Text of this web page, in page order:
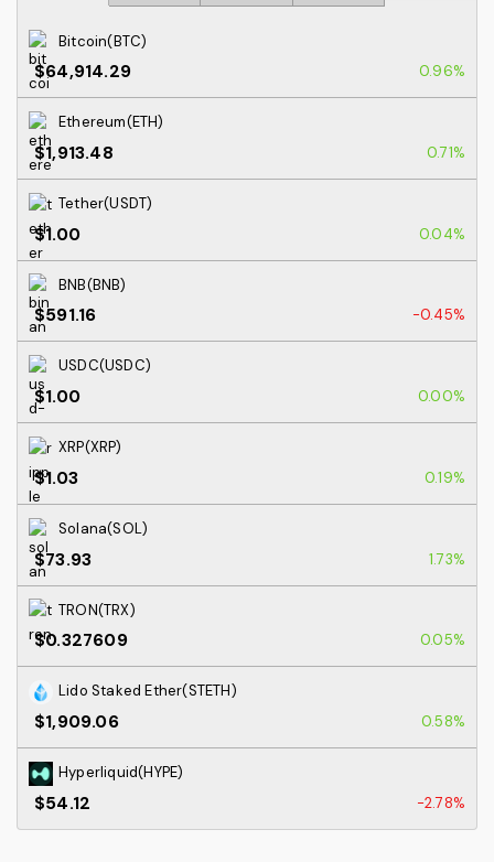
Bitcoin(BTC)
$64,914.29 0.96%
Ethereum(ETH)
$1,913.48 0.71%
Tether(USDT)
$1.00 0.04%
BNB(BNB)
$591.16 -0.45%
USDC(USDC)
$1.00 0.00%
XRP(XRP)
$1.03 0.19%
Solana(SOL)
$73.93 1.73%
TRON(TRX)
$0.327609 0.05%
Lido Staked Ether(STETH)
$1,909.06 0.58%
Hyperliquid(HYPE)
$54.12 -2.78%